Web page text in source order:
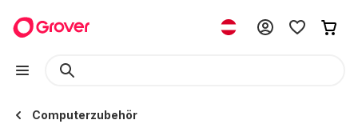
Computerzubehör